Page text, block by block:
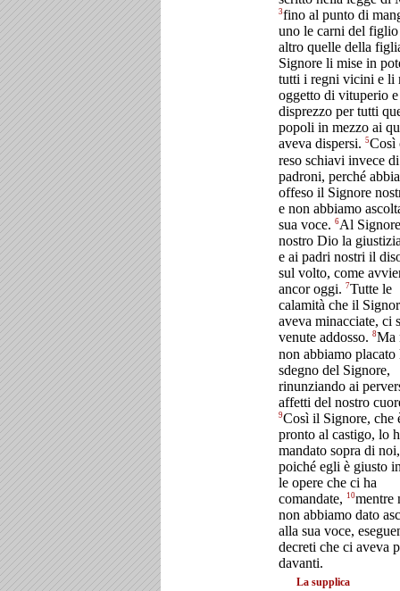
3fino al punto di
uno le carni del figlio
altro quelle della
Signore li mise in
tutti i regni vicini e li
oggetto di vituperio
disprezzo per tutti
popoli in mezzo ai
aveva dispersi. 5Così
reso schiavi invece di
padroni, perché
offeso il Signore
e non abbiamo
sua voce. 6Al Signore
nostro Dio la
e ai padri nostri il
sul volto, come
ancor oggi. 7Tutte le
calamità che il
aveva minacciate, ci
venute addosso. 8Ma
non abbiamo placato
sdegno del Signore,
rinunziando ai
affetti del nostro
9Così il Signore, che
pronto al castigo, lo
mandato sopra di noi,
poiché egli è giusto
le opere che ci ha
comandate, 10mentre
non abbiamo dato
alla sua voce,
decreti che ci aveva
davanti.
La supplica